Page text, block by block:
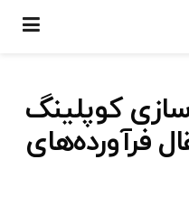
کوپلینگ‌
فرآورده‌های